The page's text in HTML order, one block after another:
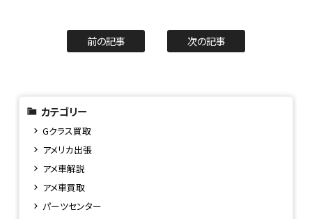
前の記事 次の記事
カテゴリー
Gクラス買取
アメリカ出張
アメ車解説
アメ車買取
パーツセンター